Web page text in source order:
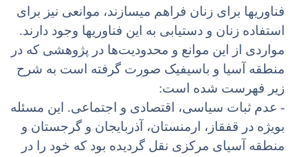
فناوریها برای زنان فراهم میسازند، موانعی نیز برای
استفاده زنان و دستیابی به این فناوریها وجود دارند.
مواردی از این موانع و محدودیت‌ها در پژوهشی که در
منطقه آسیا و باسیفیک صورت گرفته است به شرح
زیر فهرست شده است:
- عدم ثبات سیاسی، اقتصادی و اجتماعی. این مسئله
بویژه در قفقاز، ارمنستان، آذربایجان و گرجستان و
منطقه آسیای مرکزی نقل گردیده بود که خود را در